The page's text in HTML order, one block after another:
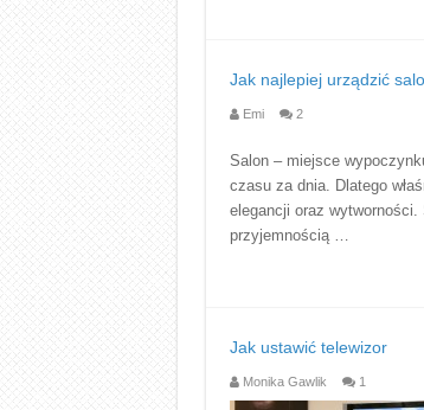
Jak najlepiej urządzić
Emi 2
Salon – miejsce
czasu za dnia. Dlatego
elegancji oraz
przyjemnością …
Jak ustawić telewizor
Monika Gawlik 1